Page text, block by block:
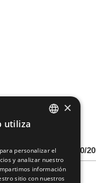
Cap de Setmana 7/10/
SPANISH
×
utiliza
personalizar el
y analizar nuestro
información
sitio con nuestros